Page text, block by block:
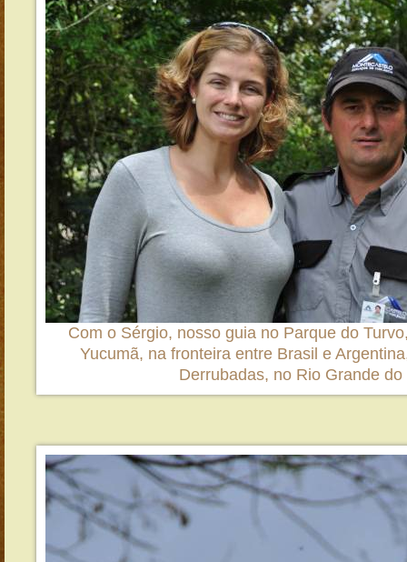
Com o Sérgio, nosso guia no Parque do
Yucumã, na fronteira entre Brasil e
Derrubadas, no Rio Grande do